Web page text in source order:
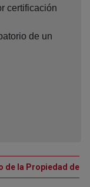
certificación
de un
de la Propiedad de